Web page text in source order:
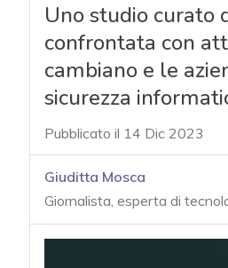
Uno studio curato
confrontata con
cambiano e le
sicurezza
Pubblicato il 14 Dic 2023
Giuditta Mosca
Giornalista, esperta di